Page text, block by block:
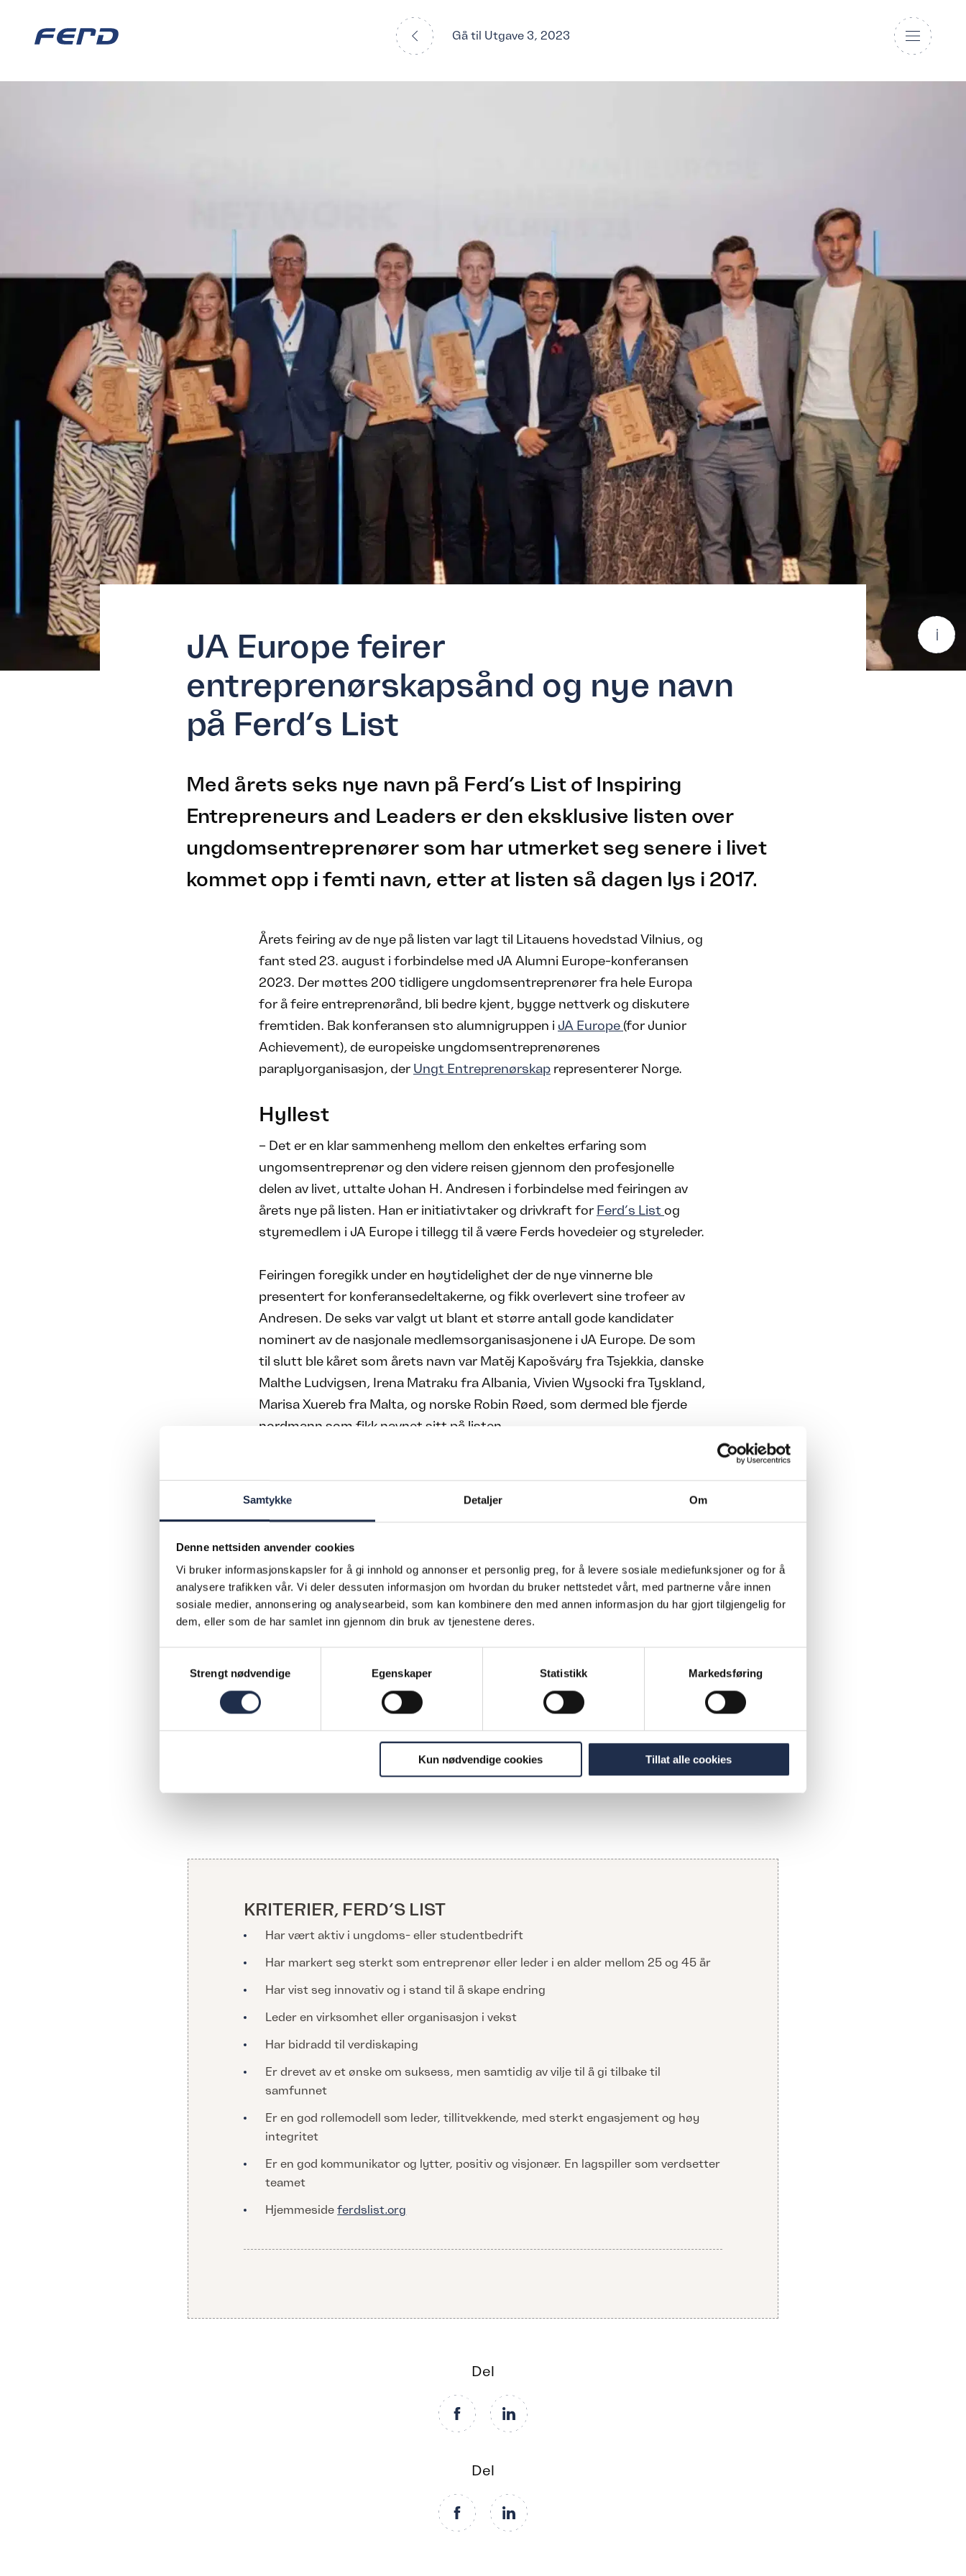
Samtykke Detaljer Om
Denne nettsiden anvender cookies
Vi bruker informasjonskapsler for å gi innhold og annonser et personlig preg, for å levere sosiale mediefunksjoner og for å
analysere trafikken vår. Vi deler dessuten informasjon om hvordan du bruker nettstedet vårt, med partnerne våre innen
sosiale medier, annonsering og analysearbeid, som kan kombinere den med annen informasjon du har gjort tilgjengelig for
dem, eller som de har samlet inn gjennom din bruk av tjenestene deres.
Strengt nødvendige
Egenskaper Statistikk Markedsføring
Kun nødvendige cookies Tillat alle cookies
Gå til Utgave 3, 2023
ÅRETS NYE PÅ LISTEN:
JA Europe feirer
entreprenørskapsånd og nye navn
på Ferd’s List
Med årets seks nye navn på Ferd’s List of Inspiring
Entrepreneurs and Leaders er den eksklusive listen over
ungdomsentreprenører som har utmerket seg senere i livet
kommet opp i femti navn, etter at listen så dagen lys i 2017.
Årets feiring av de nye på listen var lagt til Litauens hovedstad Vilnius, og
fant sted 23. august i forbindelse med JA Alumni Europe-konferansen
2023. Der møttes 200 tidligere ungdomsentreprenører fra hele Europa
for å feire entreprenørånd, bli bedre kjent, bygge nettverk og diskutere
fremtiden. Bak konferansen sto alumnigruppen i JA Europe (for Junior
Achievement), de europeiske ungdomsentreprenørenes
paraplyorganisasjon, der Ungt Entreprenørskaprepresenterer Norge.
Hyllest
– Det er en klar sammenheng mellom den enkeltes erfaring som
ungomsentreprenør og den videre reisen gjennom den profesjonelle
delen av livet, uttalte Johan H. Andresen i forbindelse med feiringen av
årets nye på listen. Han er initiativtaker og drivkraft for Ferd’s List og
styremedlem i JA Europe i tillegg til å være Ferds hovedeier og styreleder.
Feiringen foregikk under en høytidelighet der de nye vinnerne ble
presentert for konferansedeltakerne, og fikk overlevert sine trofeer av
Andresen. De seks var valgt ut blant et større antall gode kandidater
nominert av de nasjonale medlemsorganisasjonene i JA Europe. De som
til slutt ble kåret som årets navn var Matěj Kapošváry fra Tsjekkia, danske
Malthe Ludvigsen, Irena Matraku fra Albania, Vivien Wysocki fra Tyskland,
Marisa Xuereb fra Malta, og norske Robin Røed, som dermed ble fjerde
nordmann som fikk navnet sitt på listen.
I en etterfølgende paneldebatt delte vinnerne historier, erfaringer og
gode råd med de fremmøtte. Noen fortalte også om hvordan feil og
nederlag hadde vært en del av veien mot suksess, og hvorfor det er langt
mer konstruktivt at feil deles åpent enn at de holdes skjult.
I debatten la flere også vekt på hvordan de tidlige erfaringene med
entreprenørskap hadde gitt dem en selvtillit og mestringstro, og derfor
tilgangen til nettverket som åpnet seg gjennom entreprenøropplevelsen
hadde gitt dem muligheter i livet de ellers aldri ville fått. Eller som en av
dem som hadde fått plass på listen til tross for et vanskelig
utgangspunkt uttrykte det: «Talent finnes overalt, men ikke muligheter.»
KRITERIER, FERD’S LIST
Har vært aktiv i ungdoms- eller studentbedrift
Har markert seg sterkt som entreprenør eller leder i en alder mellom 25 og 45 år
Har vist seg innovativ og i stand til å skape endring
Leder en virksomhet eller organisasjon i vekst
Har bidradd til verdiskaping
Er drevet av et ønske om suksess, men samtidig av vilje til å gi tilbake til
samfunnet
Er en god rollemodell som leder, tillitvekkende, med sterkt engasjement og høy
integritet
Er en god kommunikator og lytter, positiv og visjonær. En lagspiller som verdsetter
teamet
Hjemmesideferdslist.org
Del
Del